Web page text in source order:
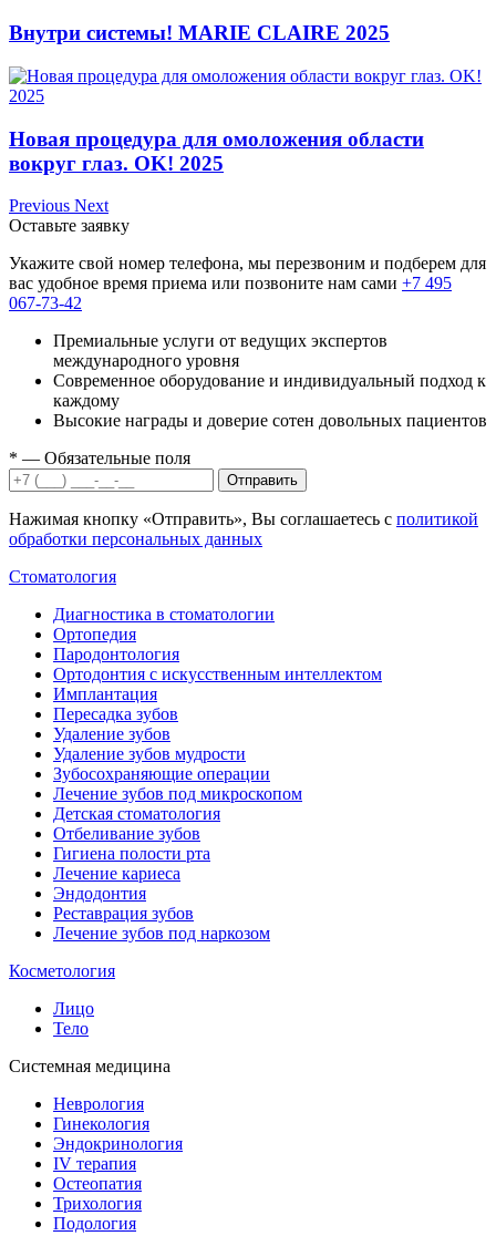
Внутри системы! MARIE CLAIRE 2025
Новая процедура для омоложения области
вокруг глаз. OK! 2025
Previous Next
Оставьте заявку
Укажите свой номер телефона, мы перезвоним и подберем для
вас удобное время приема или позвоните нам сами +7 495
067-73-42
Премиальные услуги от ведущих экспертов
международного уровня
Современное оборудование и индивидуальный подход к
каждому
Высокие награды и доверие сотен довольных пациентов
* — Обязательные поля
Отправить
Нажимая кнопку «Отправить», Вы соглашаетесь с политикой
обработки персональных данных
Стоматология
Диагностика в стоматологии
Ортопедия
Пародонтология
Ортодонтия с искусственным интеллектом
Имплантация
Пересадка зубов
Удаление зубов
Удаление зубов мудрости
Зубосохраняющие операции
Лечение зубов под микроскопом
Детская стоматология
Отбеливание зубов
Гигиена полости рта
Лечение кариеса
Эндодонтия
Реставрация зубов
Лечение зубов под наркозом
Косметология
Лицо
Тело
Системная медицина
Неврология
Гинекология
Эндокринология
IV терапия
Остеопатия
Трихология
Подология